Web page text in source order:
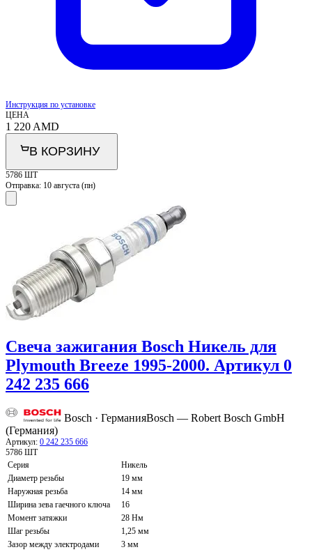
Инструкция по установке
ЦЕНА
1 220 AMD
В КОРЗИНУ
5786 ШТ
Отправка: 10 августа (пн)
Свеча зажигания Bosch Никель для
Plymouth Breeze 1995-2000. Артикул 0
242 235 666
Bosch · ГерманияBosch — Robert Bosch GmbH
(Германия)
Артикул: 0 242 235 666
5786 ШТ
Серия
Никель
Диаметр резьбы
19 мм
Наружная резьба
14 мм
Ширина зева гаечного ключа
16
Момент затяжки
28 Нм
Шаг резьбы
1,25 мм
Зазор между электродами
3 мм